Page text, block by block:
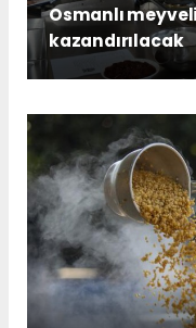
Osmanlı
kazandırılacak